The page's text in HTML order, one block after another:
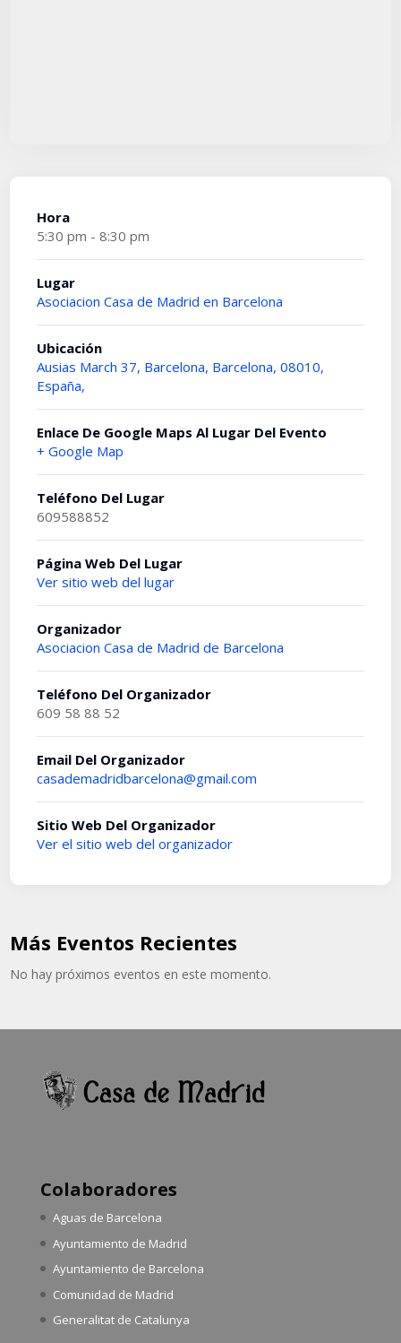
Hora
5:30 pm - 8:30 pm
Lugar
Asociacion Casa de Madrid en Barcelona
Ubicación
Ausias March 37, Barcelona, Barcelona, 08010,
España,
Enlace De Google Maps Al Lugar Del Evento
+ Google Map
Teléfono Del Lugar
609588852
Página Web Del Lugar
Ver sitio web del lugar
Organizador
Asociacion Casa de Madrid de Barcelona
Teléfono Del Organizador
609 58 88 52
Email Del Organizador
casademadridbarcelona@gmail.com
Sitio Web Del Organizador
Ver el sitio web del organizador
Más Eventos Recientes
No hay próximos eventos en este momento.
Colaboradores
Aguas de Barcelona
Ayuntamiento de Madrid
Ayuntamiento de Barcelona
Comunidad de Madrid
Generalitat de Catalunya